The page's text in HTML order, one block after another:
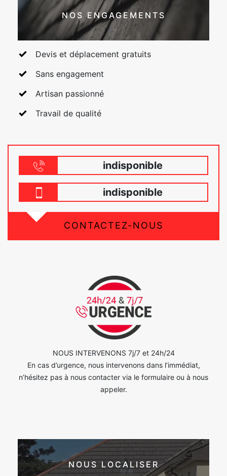
NOS ENGAGEMENTS
Devis et déplacement gratuits
Sans engagement
Artisan passionné
Travail de qualité
indisponible
indisponible
CONTACTEZ-NOUS
NOUS INTERVENONS 7j/7 et 24h/24
En cas d’urgence, nous intervenons dans l’immédiat,
n’hésitez pas à nous contacter via le formulaire ou à nous
appeler.
NOUS LOCALISER